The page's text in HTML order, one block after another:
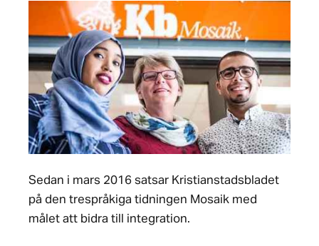
Sedan i mars 2016 satsar Kristianstadsbladet
på den trespråkiga tidningen Mosaik med
målet att bidra till integration.